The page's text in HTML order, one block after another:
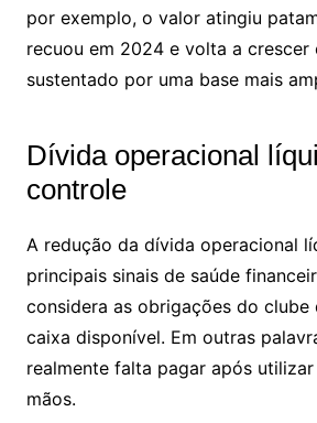
por exemplo, o valor atingiu
recuou em 2024 e volta a crescer
sustentado por uma base mais
Dívida operacional
controle
A redução da dívida operacional
principais sinais de saúde
considera as obrigações do clube
caixa disponível. Em outras
realmente falta pagar após
mãos.